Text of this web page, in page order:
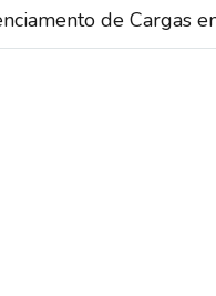
de Cargas